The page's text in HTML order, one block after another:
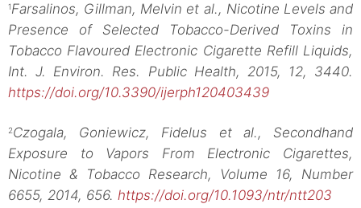
1Farsalinos, Gillman, Melvin et al., Nicotine Levels and
Presence of Selected Tobacco-Derived Toxins in
Tobacco Flavoured Electronic Cigarette Refill Liquids,
Int. J. Environ. Res. Public Health, 2015, 12, 3440.
https://doi.org/10.3390/ijerph120403439
2Czogala, Goniewicz, Fidelus et al., Secondhand
Exposure to Vapors From Electronic Cigarettes,
Nicotine & Tobacco Research, Volume 16, Number
6655, 2014, 656. https://doi.org/10.1093/ntr/ntt203